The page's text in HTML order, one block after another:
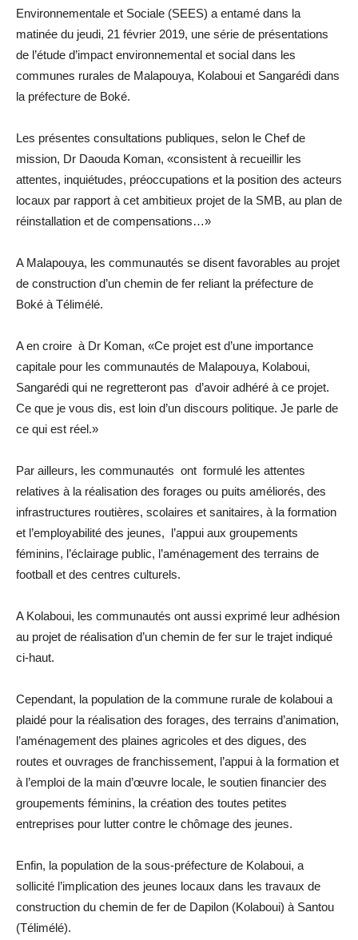
Environnementale et Sociale (SEES) a entamé dans la
matinée du jeudi, 21 février 2019, une série de présentations
de l’étude d’impact environnemental et social dans les
communes rurales de Malapouya, Kolaboui et Sangarédi dans
la préfecture de Boké.
Les présentes consultations publiques, selon le Chef de
mission, Dr Daouda Koman, «consistent à recueillir les
attentes, inquiétudes, préoccupations et la position des acteurs
locaux par rapport à cet ambitieux projet de la SMB, au plan de
réinstallation et de compensations…»
A Malapouya, les communautés se disent favorables au projet
de construction d’un chemin de fer reliant la préfecture de
Boké à Télimélé.
A en croire à Dr Koman, «Ce projet est d’une importance
capitale pour les communautés de Malapouya, Kolaboui,
Sangarédi qui ne regretteront pas d’avoir adhéré à ce projet.
Ce que je vous dis, est loin d’un discours politique. Je parle de
ce qui est réel.»
Par ailleurs, les communautés ont formulé les attentes
relatives à la réalisation des forages ou puits améliorés, des
infrastructures routières, scolaires et sanitaires, à la formation
et l’employabilité des jeunes, l’appui aux groupements
féminins, l’éclairage public, l’aménagement des terrains de
football et des centres culturels.
A Kolaboui, les communautés ont aussi exprimé leur adhésion
au projet de réalisation d’un chemin de fer sur le trajet indiqué
ci-haut.
Cependant, la population de la commune rurale de kolaboui a
plaidé pour la réalisation des forages, des terrains d’animation,
l’aménagement des plaines agricoles et des digues, des
routes et ouvrages de franchissement, l’appui à la formation et
à l’emploi de la main d’œuvre locale, le soutien financier des
groupements féminins, la création des toutes petites
entreprises pour lutter contre le chômage des jeunes.
Enfin, la population de la sous-préfecture de Kolaboui, a
sollicité l’implication des jeunes locaux dans les travaux de
construction du chemin de fer de Dapilon (Kolaboui) à Santou
(Télimélé).